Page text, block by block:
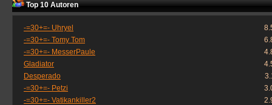
Top 10 Autoren
-=30+=- Uhryel
-=30+=- Tomy Tom
-=30+=- MesserPaule
Gladiator
Desperado
-=30+=- Petzi
-=30+=- Vatikankiller2